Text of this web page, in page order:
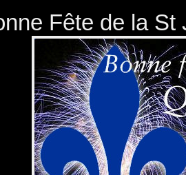
Fête de la